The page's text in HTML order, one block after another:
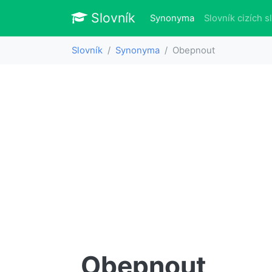
Slovník Slovník
Synonyma(aktuálně)
Slovník cizích
Slovník Synonyma Obepnout
Obepnout